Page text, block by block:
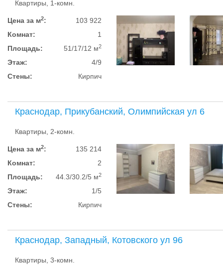
Квартиры, 1-комн.
Цена за м2:
103 922
Комнат:
1
Площадь:
51/17/12 м2
Этаж:
4/9
Стены:
Кирпич
Краснодар, Прикубанский, Олимпийская ул 6
Квартиры, 2-комн.
Цена за м2:
135 214
Комнат:
2
Площадь:
44.3/30.2/5 м2
Этаж:
1/5
Стены:
Кирпич
Краснодар, Западный, Котовского ул 96
Квартиры, 3-комн.